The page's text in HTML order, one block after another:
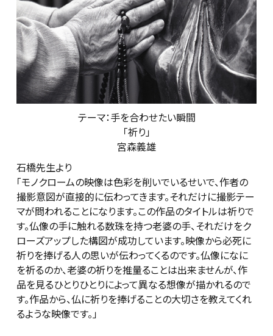
テーマ：手を合わせたい瞬間
「祈り」
宮森義雄
石橋先生より
「モノクロームの映像は色彩を削いでいるせいで、作者の
撮影意図が直接的に伝わってきます。それだけに撮影テー
マが問われることになります。この作品のタイトルは祈りで
す。仏像の手に触れる数珠を持つ老婆の手、それだけをク
ローズアップした構図が成功しています。映像から必死に
祈りを捧げる人の思いが伝わってくるのです。仏像になに
を祈るのか、老婆の祈りを推量ることは出来ませんが、作
品を見るひとりひとりによって異なる想像が描かれるので
す。作品から、仏に祈りを捧げることの大切さを教えてくれ
るような映像です。」